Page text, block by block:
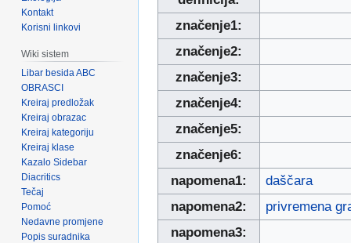
značenje1:
značenje2:
značenje3:
značenje4:
značenje5:
značenje6:
napomena1:
daščara
napomena2:
privremena
napomena3:
Kontakt
Korisni linkovi
Wiki sistem
Libar besida ABC
OBRASCI
Kreiraj predložak
Kreiraj obrazac
Kreiraj kategoriju
Kreiraj klase
Kazalo Sidebar
Diacritics
Tečaj
Pomoć
Nedavne promjene
Popis suradnika